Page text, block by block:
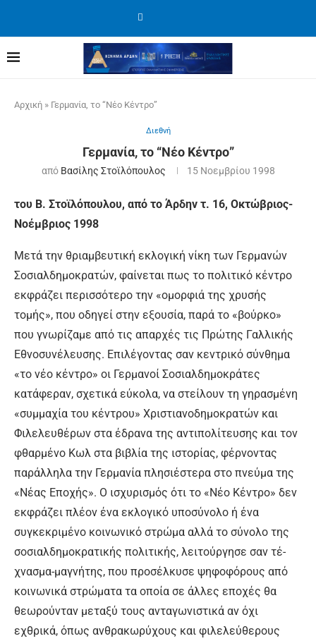
Αρχική » Γερμανία, το “Νέο Κέντρο”
Διεθνή
Γερμανία, το “Νέο Κέντρο”
από Βασίλης Στοϊλόπουλος 15 Νοεμβρίου 1998
του Β. Στοϊλόπουλου, από το Άρδην τ. 16, Οκτώβριος-
Νοέμβριος 1998
Μετά την θριαμβευτική εκλογική νίκη των Γερμανών
Σοσιαλδημοκρατών, φαίνεται πως το πολιτικό κέντρο
εκφράζει περισσότερο την «ομορφιά της χρυσής
τομής», που οδηγεί στην εξουσία, παρά το «βούρκο»
που γνωρίζαμε από τις απαρχές τις Πρώτης Γαλλικής
Εθνοσυνέλευσης. Επιλέγοντας σαν κεντρικό σύνθημα
«το νέο κέντρο» οι Γερμανοί Σοσιαλδημοκράτες
κατάφεραν, σχετικά εύκολα, να στείλουν τη γηρασμένη
«συμμαχία του κέντρου» Χριστιανοδημοκρατών και
Φιλελευθέρων στα έδρανα της αντιπολίτευσης και τον
φθαρμένο Κωλ στα βιβλία της ιστορίας, φέρνοντας
παράλληλα την Γερμανία πλησιέστερα στο πνεύμα της
«Νέας Εποχής». Ο ισχυρισμός ότι το «Νέο Κέντρο» δεν
εκφράζει πλέον ένα εκλογικό υποσύνολο ή ένα
συγκεκριμένο κοινωνικό στρώμα αλλά το σύνολο της
σοσιαλδημοκρατικής πολιτικής, λειτούργησε σαν τέ-
χνασμα-μαγνήτης, που προσέλκυσε ψηφοφόρους από
κοινωνικά στρώματα τα οποία σε άλλες εποχές θα
θεωρούνταν μεταξύ τους ανταγωνιστικά αν όχι
εχθρικά, όπως ανθρακωρύχους και φιλελεύθερους